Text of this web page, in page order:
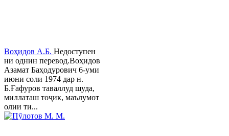
Воҳидов А.Б. Недоступен
ни однин перевод.Воҳидов
Азамат Баҳодурович 6-уми
июни соли 1974 дар н.
Б.Ғафуров таваллуд шуда,
миллаташ тоҷик, маълумот
олии ти...